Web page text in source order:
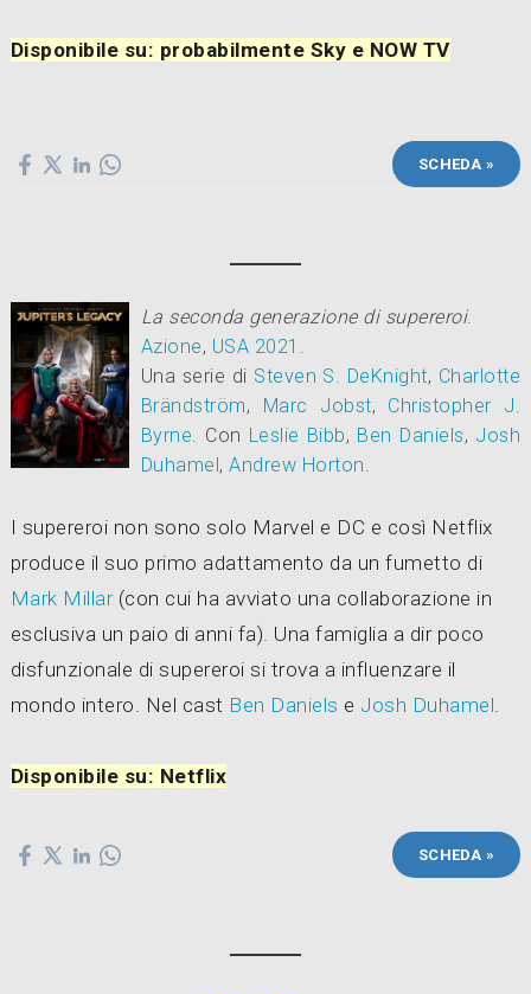
Disponibile su: probabilmente Sky e NOW TV
SCHEDA »
La seconda generazione di supereroi.
Azione, USA 2021
Una serie di Steven S. DeKnight, Charlotte
Brändström, Marc Jobst, Christopher J.
Byrne
Con Leslie Bibb, Ben Daniels, Josh
Duhamel,Andrew Horton
I supereroi non sono solo Marvel e DC e così Netflix
produce il suo primo adattamento da un fumetto di
Mark Millar(con cui ha avviato una collaborazione in
esclusiva un paio di anni fa). Una famiglia a dir poco
disfunzionale di supereroi si trova a influenzare il
mondo intero. Nel cast Ben Daniels e Josh Duhamel
Disponibile su: Netflix
SCHEDA »